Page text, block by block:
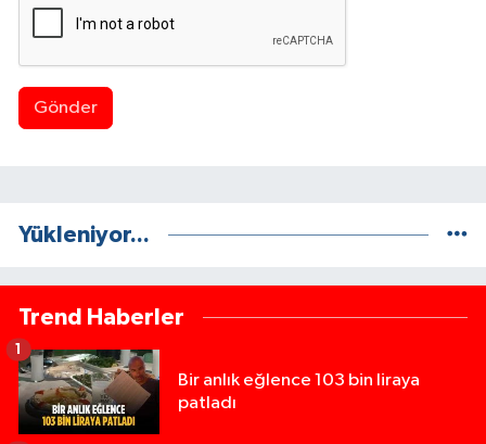
Gönder
Yükleniyor...
Trend Haberler
Bir anlık eğlence 103 bin liraya
patladı
1